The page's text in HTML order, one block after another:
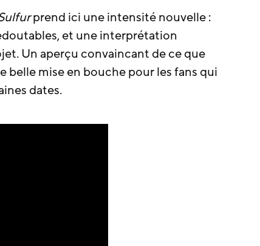
prend ici une intensité nouvelle :
et une interprétation
Un aperçu convaincant de ce que
belle mise en bouche pour les fans qui
dates.